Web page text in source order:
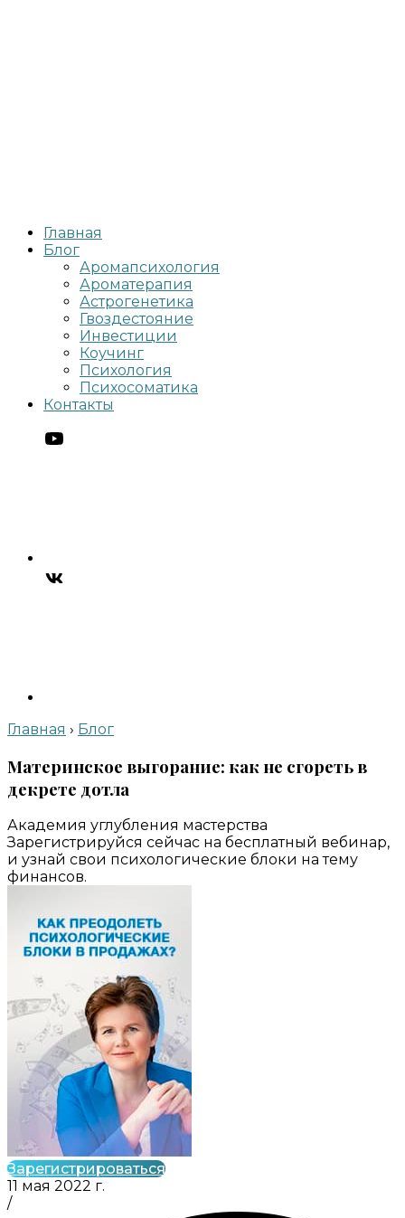
Главная
Блог
Аромапсихология
Ароматерапия
Астрогенетика
Гвоздестояние
Инвестиции
Коучинг
Психология
Психосоматика
Контакты
Главная › Блог
Материнское выгорание: как не сгореть в
декрете дотла
Академия углубления мастерства
Зарегистрируйся сейчас на бесплатный вебинар,
и узнай свои психологические блоки на тему
финансов.
Зарегистрироваться
11 мая 2022 г.
/